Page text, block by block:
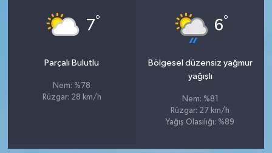
7°
Parçalı Bulutlu
Nem: %78
Rüzgar: 28 km/h
6°
Bölgesel düzensiz yağmur
yağışlı
Nem: %81
Rüzgar: 27 km/h
Yağış Olasılığı: %89